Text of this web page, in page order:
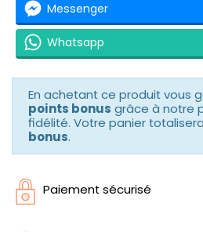
Messenger
Whatsapp
En achetant ce produit vous
points bonus grâce à notre
fidélité. Votre panier totalisera
bonus.
Paiement sécurisé